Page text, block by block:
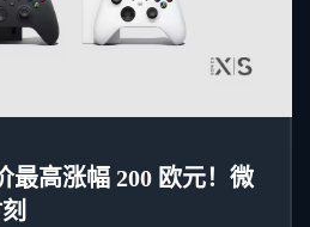
最高涨幅 200 欧元！微